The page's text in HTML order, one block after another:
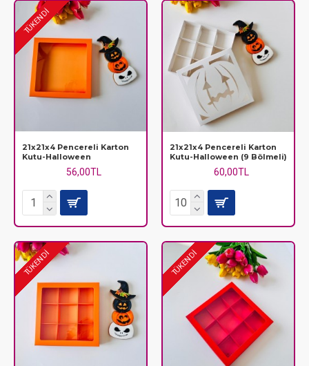
TÜKENDİ
21x21x4 Pencereli Karton
Kutu-Halloween
56,00TL
21x21x4 Pencereli Karton
Kutu-Halloween (9 Bölmeli)
60,00TL
TÜKENDİ TÜKENDİ